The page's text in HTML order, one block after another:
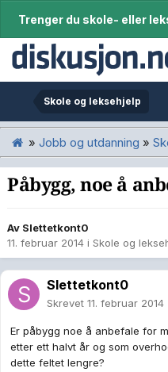
Trenger du skole- eller
Skole og leksehjelp
» Jobb og utdanning »
Påbygg, noe å
Av Slettetkont0
11. februar 2014 i Skole og
Slettetkont0
Skrevet 11. februar 2014
Er påbygg noe å anbefale for
etter ett halvt år og som
dette feltet lengre?